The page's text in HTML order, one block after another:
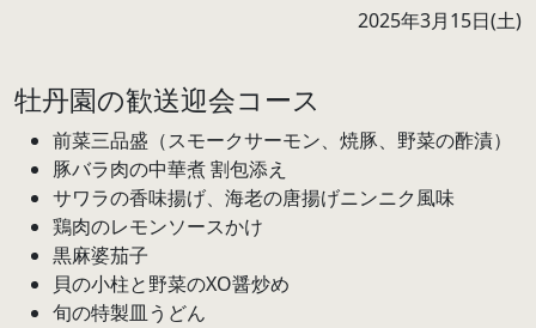
2025年3月15日(土)
牡丹園の歓送迎会コース
前菜三品盛（スモークサーモン、焼豚、野菜の酢漬）
豚バラ肉の中華煮 割包添え
サワラの香味揚げ、海老の唐揚げニンニク風味
鶏肉のレモンソースかけ
黒麻婆茄子
貝の小柱と野菜のXO醤炒め
旬の特製皿うどん